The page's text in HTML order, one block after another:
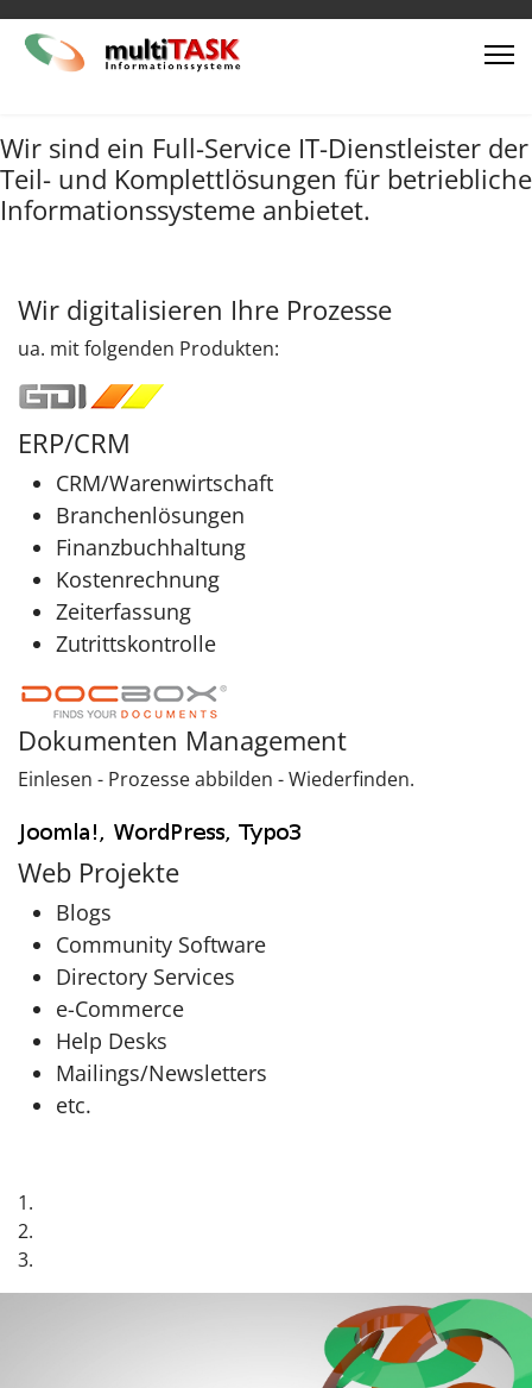
Wir sind ein Full-Service IT-Dienstleister der
Teil- und Komplettlösungen für betriebliche
Informationssysteme anbietet.
Wir digitalisieren Ihre Prozesse
ua. mit folgenden Produkten:
ERP/CRM
CRM/Warenwirtschaft
Branchenlösungen
Finanzbuchhaltung
Kostenrechnung
Zeiterfassung
Zutrittskontrolle
Dokumenten Management
Einlesen - Prozesse abbilden - Wiederfinden.
Web Projekte
Blogs
Community Software
Directory Services
e-Commerce
Help Desks
Mailings/Newsletters
etc.